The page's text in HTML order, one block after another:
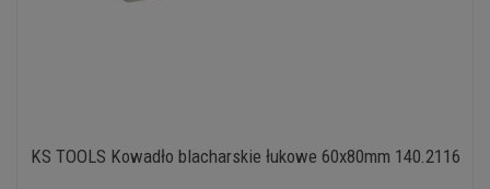
KS TOOLS Kowadło blacharskie łukowe 60x80mm 140.2116